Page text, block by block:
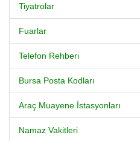
Tiyatrolar
Fuarlar
Telefon Rehberi
Bursa Posta Kodları
Araç Muayene İstasyonları
Namaz Vakitleri